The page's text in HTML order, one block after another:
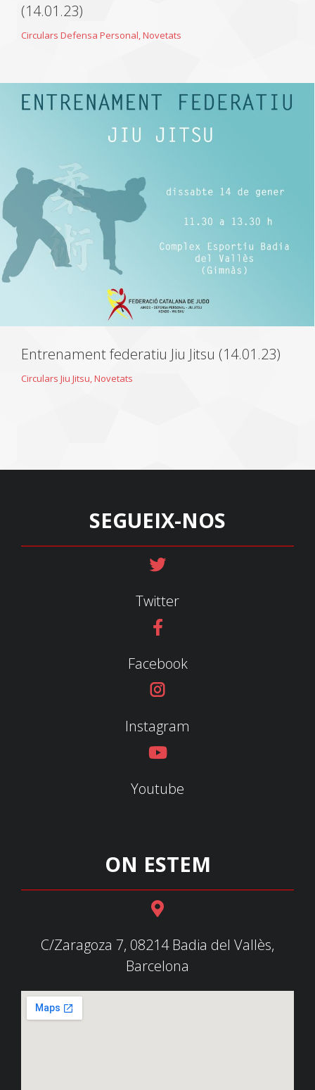
(14.01.23)
Circulars Defensa Personal,Novetats
Entrenament federatiu Jiu Jitsu (14.01.23)
Circulars Jiu Jitsu,Novetats
SEGUEIX-NOS
Twitter
Facebook
Instagram
Youtube
ON ESTEM
C/Zaragoza 7, 08214 Badia del Vallès,
Barcelona